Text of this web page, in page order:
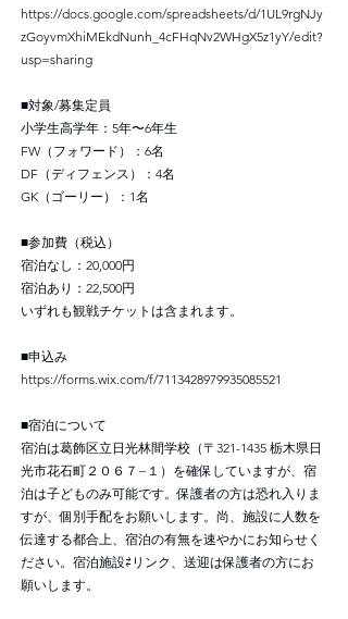
https://docs.google.com/spreadsheets/d/1UL9rgNJy
zGoyvmXhiMEkdNunh_4cFHqNv2WHgX5z1yY/edit?
usp=sharing
■対象/募集定員
小学生高学年：5年〜6年生
FW（フォワード）：6名
DF（ディフェンス）：4名
GK（ゴーリー）：1名
■参加費（税込）
宿泊なし：20,000円
宿泊あり：22,500円
いずれも観戦チケットは含まれます。
■申込み
https://forms.wix.com/f/7113428979935085521
■宿泊について
宿泊は葛飾区立日光林間学校（〒321-1435 栃木県日
光市花石町２０６７−１）を確保していますが、宿
泊は子どものみ可能です。保護者の方は恐れ入りま
すが、個別手配をお願いします。尚、施設に人数を
伝達する都合上、宿泊の有無を速やかにお知らせく
ださい。宿泊施設⇄リンク、送迎は保護者の方にお
願いします。